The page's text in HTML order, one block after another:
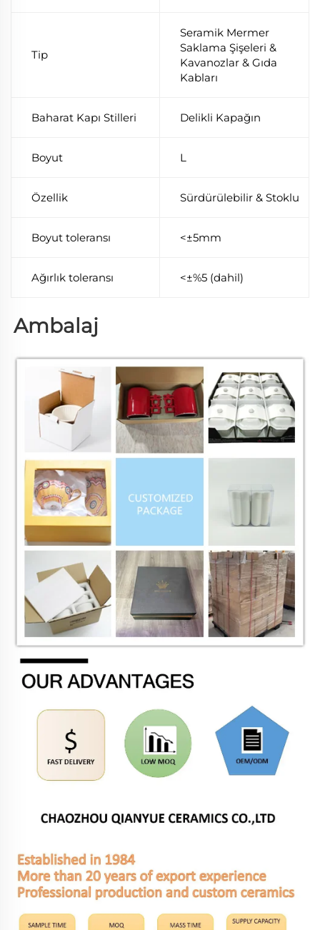
Tip
Seramik Mermer
Saklama Şişeleri &
Kavanozlar & Gıda
Kabları
Baharat Kapı Stilleri Delikli Kapağın
Boyut L
Özellik Sürdürülebilir & Stoklu
Boyut toleransı <±5mm
Ağırlık toleransı <±%5 (dahil)
Ambalaj